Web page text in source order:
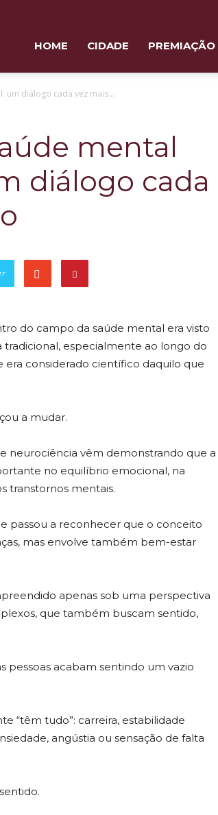
HOME CIDADE PREMIAÇÃO
um diálogo cada vez mais...
mental
diálogo cada
do campo da saúde mental era visto
especialmente ao longo do
era considerado científico daquilo que
a mudar.
neurociência vêm demonstrando que a
no equilíbrio emocional, na
transtornos mentais.
passou a reconhecer que o conceito
mas envolve também bem-estar
apenas sob uma perspectiva
que também buscam sentido,
pessoas acabam sentindo um vazio
“têm tudo”: carreira, estabilidade
angústia ou sensação de falta